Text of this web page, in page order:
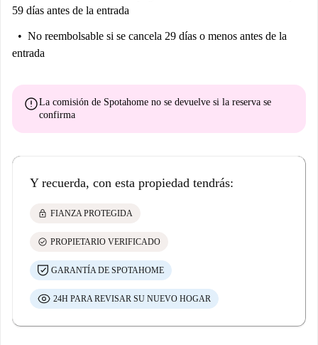
59 días antes de la entrada
No reembolsable si se cancela 29 días o menos antes de la
entrada
errorLa comisión de Spotahome no se devuelve si la reserva se
confirma
Y recuerda, con esta propiedad tendrás:
lock FIANZA PROTEGIDA
check_circle PROPIETARIO VERIFICADO
GARANTÍA DE SPOTAHOME
24H PARA REVISAR SU NUEVO HOGAR